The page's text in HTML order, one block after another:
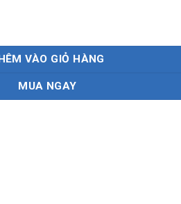
VÀO GIỎ HÀNG
MUA NGAY